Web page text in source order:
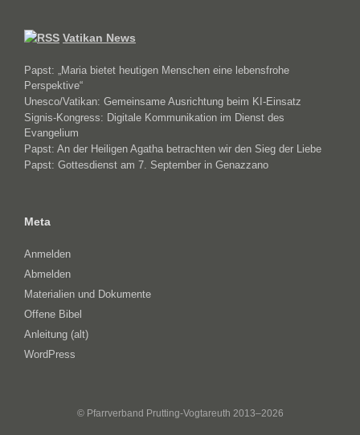
Vatikan News
Papst: „Maria bietet heutigen Menschen eine lebensfrohe
Perspektive“
Unesco/Vatikan: Gemeinsame Ausrichtung beim KI-Einsatz
Signis-Kongress: Digitale Kommunikation im Dienst des
Evangelium
Papst: An der Heiligen Agatha betrachten wir den Sieg der Liebe
Papst: Gottesdienst am 7. September in Genazzano
Meta
Anmelden
Abmelden
Materialien und Dokumente
Offene Bibel
Anleitung (alt)
WordPress
© Pfarrverband Prutting-Vogtareuth 2013–2026